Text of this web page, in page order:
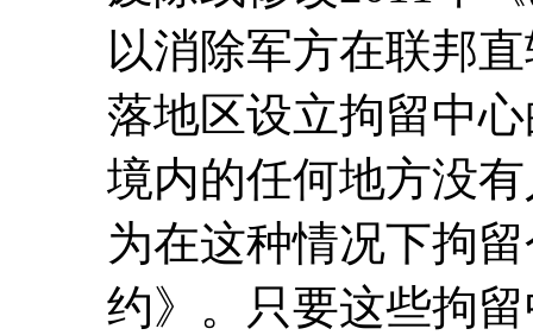
以消除军方在联邦
落地区设立拘留中
境内的任何地方没
为在这种情况下拘
约》。只要这些拘